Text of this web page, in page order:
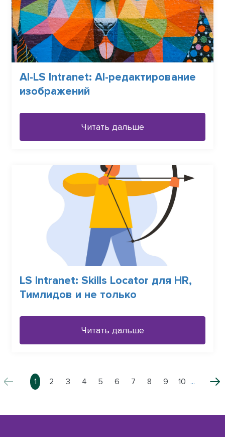
AI-LS Intranet: AI-редактирование
изображений
Читать дальше
LS Intranet: Skills Locator для HR,
Тимлидов и не только
Читать дальше
1 2 3 4 5 6 7 8 9 10 ...